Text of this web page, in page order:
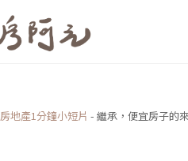
房地產1分鐘小短片 - 繼承，便宜房子的